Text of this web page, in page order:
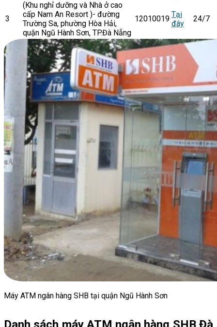
3
(Khu nghỉ dưỡng và Nhà ở cao
cấp Nam An Resort )- đường
Trường Sa, phường Hòa Hải,
quận Ngũ Hành Sơn, TP.Đà Nẵng
12010019 Tại
đây
24/7
Máy ATM ngân hàng SHB tại quận Ngũ Hành Sơn